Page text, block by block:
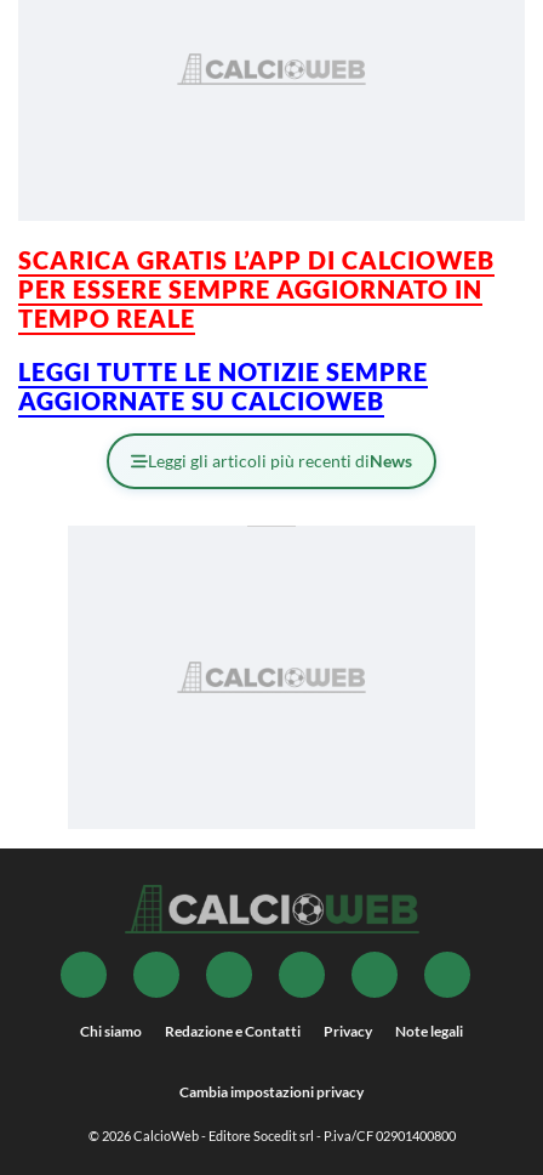
SCARICA GRATIS L’APP DI CALCIOWEB
PER ESSERE SEMPRE AGGIORNATO IN
TEMPO REALE
LEGGI TUTTE LE NOTIZIE SEMPRE
AGGIORNATE SU CALCIOWEB
Leggi gli articoli più recenti diNews
Chi siamo Redazione e Contatti Privacy Note legali
Cambia impostazioni privacy
© 2026CalcioWeb- Editore Socedit srl - P.iva/CF 02901400800